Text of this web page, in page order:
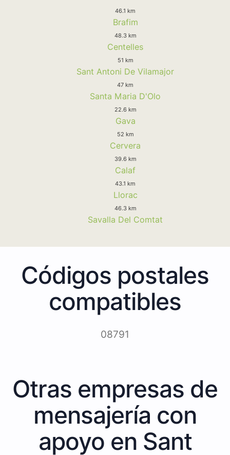
46.1 km
Brafim
48.3 km
Centelles
51 km
Sant Antoni De Vilamajor
47 km
Santa Maria D'Olo
22.6 km
Gava
52 km
Cervera
39.6 km
Calaf
43.1 km
Llorac
46.3 km
Savalla Del Comtat
Códigos postales
compatibles
08791
Otras empresas de
mensajería con
apoyo en Sant